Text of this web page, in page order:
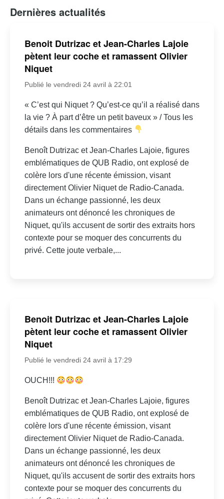
Dernières actualités
Benoit Dutrizac et Jean-Charles Lajoie
pètent leur coche et ramassent Olivier
Niquet
Publié le vendredi 24 avril à 22:01
« C’est qui Niquet ? Qu’est-ce qu’il a réalisé dans
la vie ? À part d’être un petit baveux » / Tous les
détails dans les commentaires
Benoît Dutrizac et Jean-Charles Lajoie, figures
emblématiques de QUB Radio, ont explosé de
colère lors d'une récente émission, visant
directement Olivier Niquet de Radio-Canada.
Dans un échange passionné, les deux
animateurs ont dénoncé les chroniques de
Niquet, qu'ils accusent de sortir des extraits hors
contexte pour se moquer des concurrents du
privé. Cette joute verbale,...
Benoit Dutrizac et Jean-Charles Lajoie
pètent leur coche et ramassent Olivier
Niquet
Publié le vendredi 24 avril à 17:29
OUCH!!!
Benoît Dutrizac et Jean-Charles Lajoie, figures
emblématiques de QUB Radio, ont explosé de
colère lors d'une récente émission, visant
directement Olivier Niquet de Radio-Canada.
Dans un échange passionné, les deux
animateurs ont dénoncé les chroniques de
Niquet, qu'ils accusent de sortir des extraits hors
contexte pour se moquer des concurrents du